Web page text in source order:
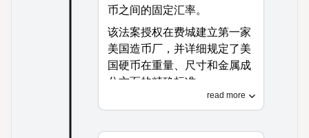
币之间的固定汇率。
该法案授权在费城建立第一家
美国造币厂，并详细规定了美
国硬币在重量、尺寸和金属成
分方面的精确标准。
read more